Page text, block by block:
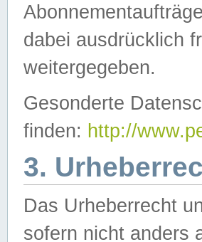
dabei ausdrücklich
weitergegeben.
Gesonderte
finden: http://
3.
Das Urheberrecht
sofern nicht anders